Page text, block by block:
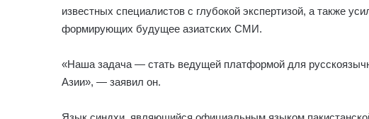
известных специалистов с глубокой экспертизой, а также
формирующих будущее азиатских СМИ.
«Наша задача — стать ведущей платформой для
Азии», — заявил он.